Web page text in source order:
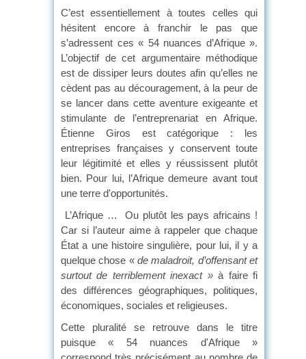
C’est essentiellement à toutes celles qui
hésitent encore à franchir le pas que
s’adressent ces « 54 nuances d’Afrique ».
L’objectif de cet argumentaire méthodique
est de dissiper leurs doutes afin qu’elles ne
cèdent pas au découragement, à la peur de
se lancer dans cette aventure exigeante et
stimulante de l’entreprenariat en Afrique.
Étienne Giros est catégorique : les
entreprises françaises y conservent toute
leur légitimité et elles y réussissent plutôt
bien. Pour lui, l’Afrique demeure avant tout
une terre d'opportunités.
L’Afrique … Ou plutôt les pays africains !
Car si l’auteur aime à rappeler que chaque
État a une histoire singulière, pour lui, il y a
quelque chose « de maladroit, d’offensant et
surtout de terriblement inexact »à faire fi
des différences géographiques, politiques,
économiques, sociales et religieuses.
Cette pluralité se retrouve dans le titre
puisque « 54 nuances d'Afrique »